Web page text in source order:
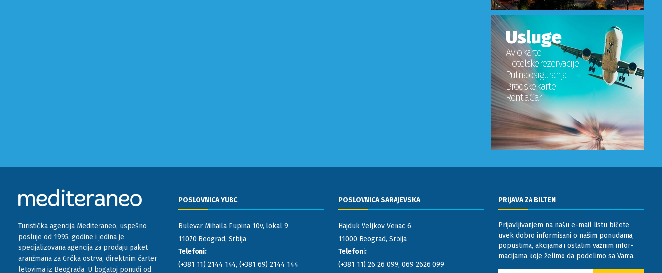
Usluge
Avio karte
Hotelske rezervacije
Putna osiguranja
Brodske karte
Rent a Car
Turistička agencija Mediteraneo, uspešno
posluje od 1995. godine i jedina je
specijalizovana agencija za prodaju paket
aranžmana za Grčka ostrva, direktnim čarter
letovima iz Beograda. U bogatoj ponudi od
POSLOVNICA YUBC
Bulevar Mihaila Pupina 10v, lokal 9
11070 Beograd, Srbija
Telefoni:
(+381 11) 2144 144, (+381 69) 2144 144
POSLOVNICA SARAJEVSKA
Hajduk Veljkov Venac 6
11000 Beograd, Srbija
Telefoni:
(+381 11) 26 26 099, 069 2626 099
PRIJAVA ZA BILTEN
Prijavljivanjem na našu e-mail listu bićete
uvek dobro informisani o našim ponudama,
popustima, akcijama i ostalim važnim infor-
macijama koje želimo da podelimo sa Vama.